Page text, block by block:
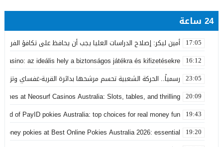
24 ساعة
17:05 أمين ليكر: إصلاح الدراسات العليا يجب أن يحافظ على تكافؤ الفرص
16:12
Casino: az ideális hely a biztonságos játékra és kifizetésekre
23:05 رسمياً.. الحركة الشعبية تحسم مرشحها بدائرة القرية-غفساي
20:09
at Neosurf Casinos Australia: Slots, tables, and thrilling
19:43
of PayID pokies Australia: top choices for real money fun
19:20
pokies at Best Online Pokies Australia 2026: essential